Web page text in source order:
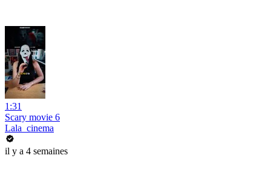
1:31
Scary movie 6
Lala_cinema
il y a 4 semaines